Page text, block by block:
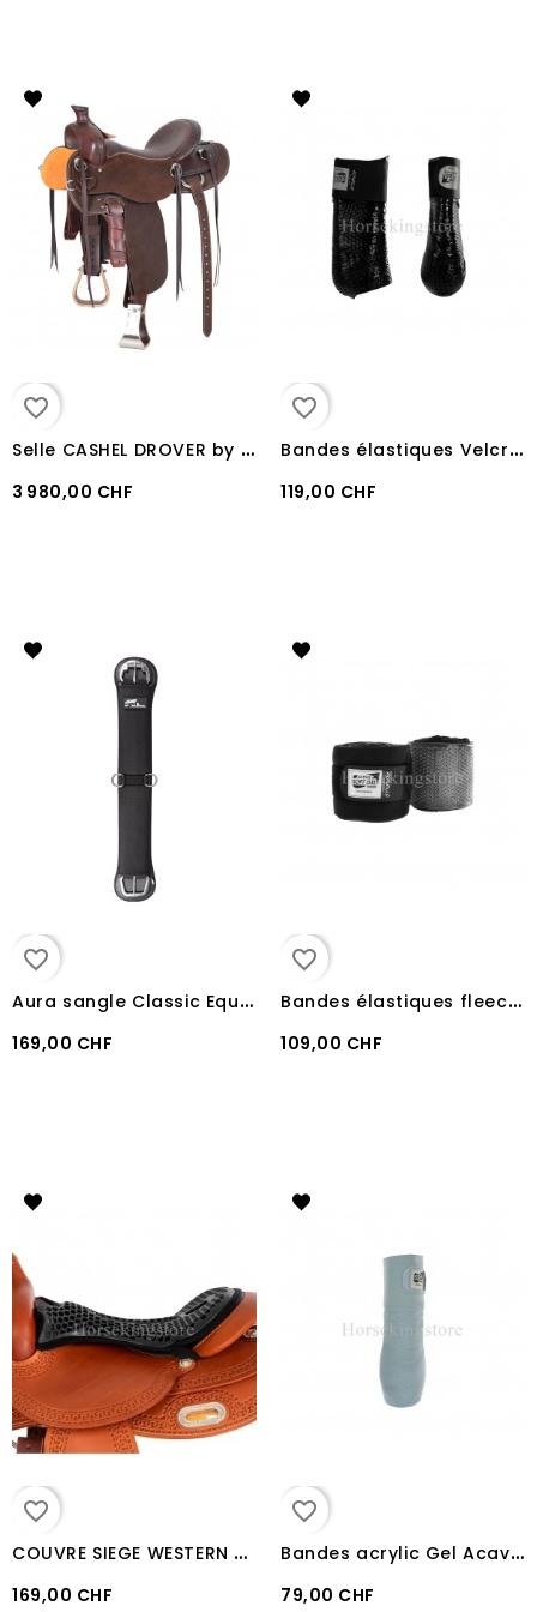
favorite_border
S
elle CASHEL DROVER by Martin
3 980,00 CHF
favorite_border
B
andes élastiques Velcro + Gel Acavallo
119,00 CHF
favorite_border
A
ura sangle Classic Equine
169,00 CHF
favorite_border
B
andes élastiques fleece Gel Acavallo
109,00 CHF
favorite_border
C
OUVRE SIEGE WESTERN THERAPEUTIQUE GEL ACAVALLO "ORTHO-PUBIS"
169,00 CHF
favorite_border
B
andes acrylic Gel Acavallo
79,00 CHF